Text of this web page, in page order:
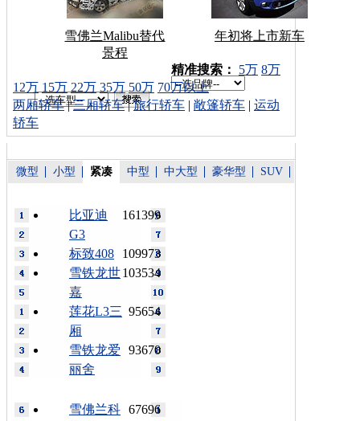
雪佛兰Malibu替代
景程
年初将上市新车
车型搜索：
精准搜索： 5万 8万
12万 15万 22万 35万 50万 70万以上
两厢轿车|三厢轿车|旅行轿车 | 敞篷轿车 | 运动
轿车
微型 小型 紧凑 中型 中大型 豪华型 SUV
161399
比亚迪
G3
109973
标致408
103534
雪铁龙世
嘉
95654
莲花L3三
厢
93670
雪铁龙爱
丽舍
67696
雪佛兰科